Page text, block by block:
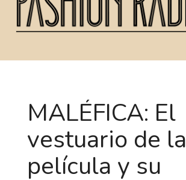
MALÉFICA: El
vestuario de la
película y su